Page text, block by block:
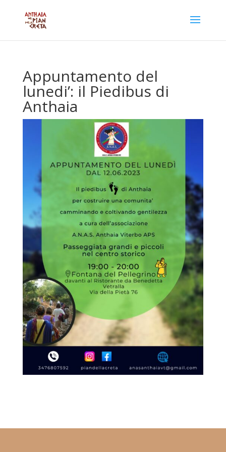
Appuntamento del
lunedi’: il Piedibus di
Anthaia